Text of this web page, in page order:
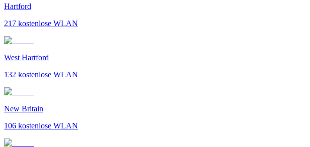
Hartford
217 kostenlose WLAN
West Hartford
132 kostenlose WLAN
New Britain
106 kostenlose WLAN